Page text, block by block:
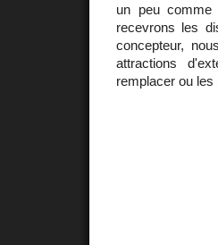
un peu
recevrons les
concepteur,
attractions
remplacer ou les